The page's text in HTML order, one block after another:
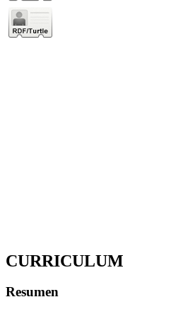
CURRICULUM
Resumen